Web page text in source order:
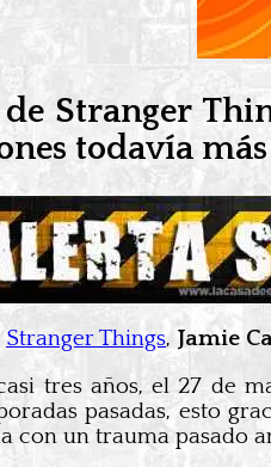
Stranger
todavía
Stranger Things, Jamie
tres años, el 27 de
pasadas, esto
con un trauma pasado